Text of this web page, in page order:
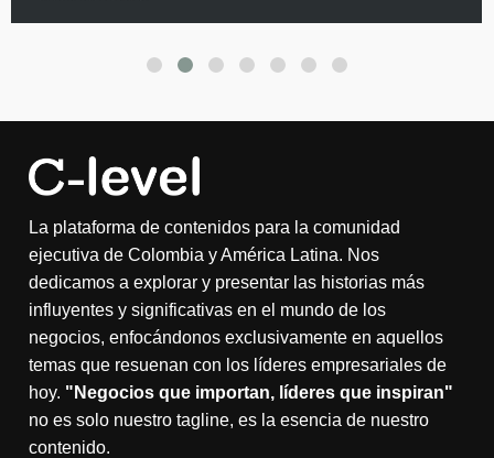
La plataforma de contenidos para la comunidad
ejecutiva de Colombia y América Latina. Nos
dedicamos a explorar y presentar las historias más
influyentes y significativas en el mundo de los
negocios, enfocándonos exclusivamente en aquellos
temas que resuenan con los líderes empresariales de
hoy. "Negocios que importan, líderes que inspiran"
no es solo nuestro tagline, es la esencia de nuestro
contenido.